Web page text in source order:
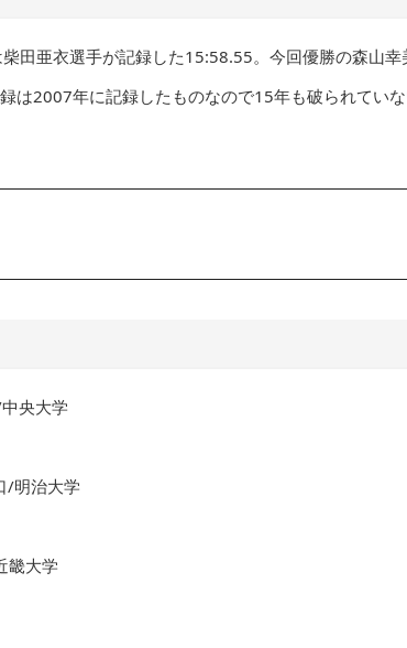
田亜衣選手が記録した15:58.55。今回優勝の森山
は2007年に記録したものなので15年も破られていな
央大学
/明治大学
大学